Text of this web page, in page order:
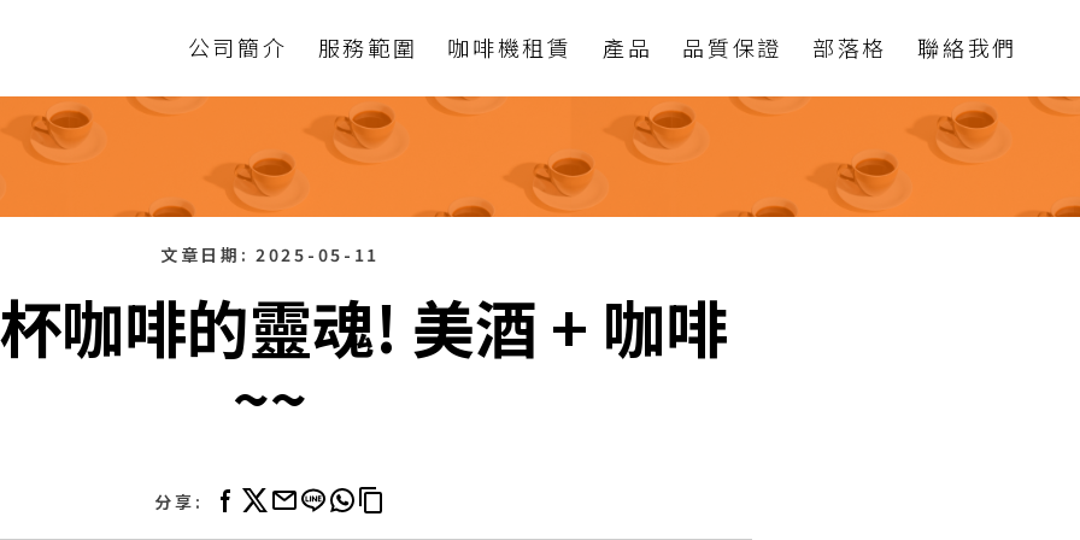
公司簡介 服務範圍 咖啡機租賃 產品 品質保證 部落格 聯絡我們
文章日期:2025-05-11
咖啡的靈魂! 美酒 + 咖啡
~~
分享: